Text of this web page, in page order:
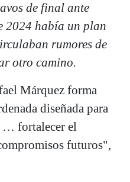
de final ante
2024 había un plan
rumores de
otro camino.
Márquez forma
diseñada para
… fortalecer el
futuros",